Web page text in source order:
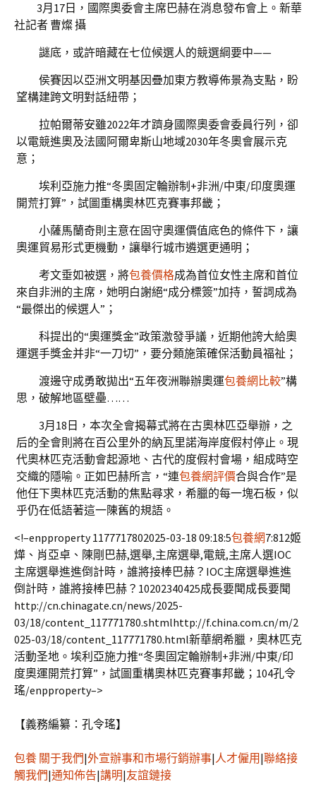
3月17日，國際奧委會主席巴赫在消息發布會上。新華
社記者 曹燦 攝
謎底，或許暗藏在七位候選人的競選綱要中——
侯賽因以亞洲文明基因疊加東方教導佈景為支點，盼
望構建跨文明對話紐帶；
拉帕爾蒂安雖2022年才躋身國際奧委會委員行列，卻
以電競進奧及法國阿爾卑斯山地域2030年冬奧會展示克
意；
埃利亞施力推“冬奧固定輪辦制+非洲/中東/印度奧運
開荒打算”，試圖重構奧林匹克賽事邦畿；
小薩馬蘭奇則主意在固守奧運價值底色的條件下，讓
奧運貿易形式更機動，讓舉行城市遴選更通明；
考文垂如被選，將包養價格成為首位女性主席和首位
來自非洲的主席，她明白謝絕“成分標簽”加持，誓詞成為
“最傑出的候選人”；
科提出的“奧運獎金”政策激發爭議，近期他誇大給奧
運選手獎金并非“一刀切”，要分類施策確保活動員福祉；
渡邊守成勇敢拋出“五年夜洲聯辦奧運包養網比較”構
思，破解地區壁壘……
3月18日，本次全會揭幕式將在古奧林匹亞舉辦，之
后的全會則將在百公里外的納瓦里諾海岸度假村停止。現
代奧林匹克活動會起源地、古代的度假村會場，組成時空
交織的隱喻。正如巴赫所言，“連包養網評價合與合作”是
他任下奧林匹克活動的焦點尋求，希臘的每一塊石板，似
乎仍在低語著這一陳舊的規語。
<!–enpproperty 1177717802025-03-18 09:18:5包養網7:812姬
燁、肖亞卓、陳剛 巴赫,選舉,主席選舉,電競,主席人選IOC
主席選舉進進倒計時，誰將接棒巴赫？IOC主席選舉進進
倒計時，誰將接棒巴赫？10202340425成長要聞成長要聞
http://cn.chinagate.cn/news/2025-
03/18/content_117771780.shtmlhttp://f.china.com.cn/m/2
025-03/18/content_117771780.html新華網希臘，奧林匹克
活動圣地。埃利亞施力推“冬奧固定輪辦制+非洲/中東/印
度奧運開荒打算”，試圖重構奧林匹克賽事邦畿；104孔令
瑤/enpproperty–>
【義務編纂：孔令瑤】
包養 關于我們|外宣辦事和市場行銷辦事|人才僱用 |聯絡接
觸我們|通知佈告|講明|友誼鏈接